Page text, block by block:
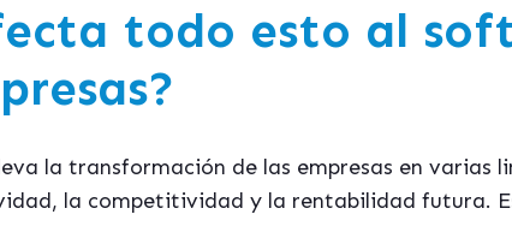
todo esto al
la transformación de las empresas en varias
la competitividad y la rentabilidad futura.